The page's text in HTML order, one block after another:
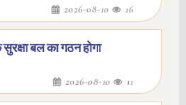
2026-08-10 16
बल का गठन होगा
2026-08-10 11